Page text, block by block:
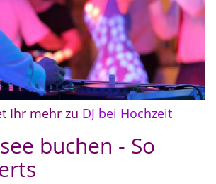
Ihr mehr zu DJ bei Hochzeit
buchen - So